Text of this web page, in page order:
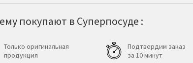
покупают в Суперпосуде :
Только оригинальная
продукция
Подтвердим заказ
за 10 минут